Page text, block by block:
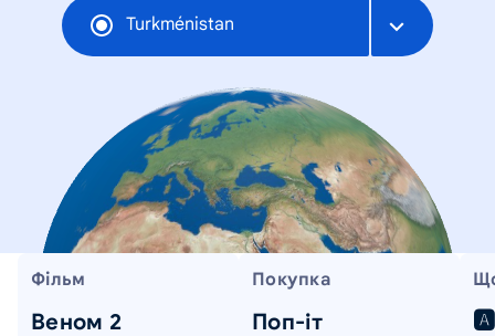
Turkménistan
Фільм
Веном 2
Покупка
Поп-іт